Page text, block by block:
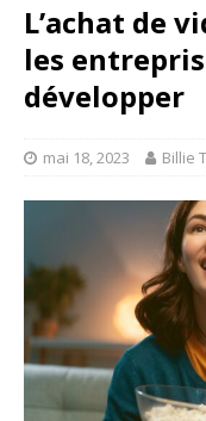
L’achat de
les
développer
mai 18, 2023 Billie